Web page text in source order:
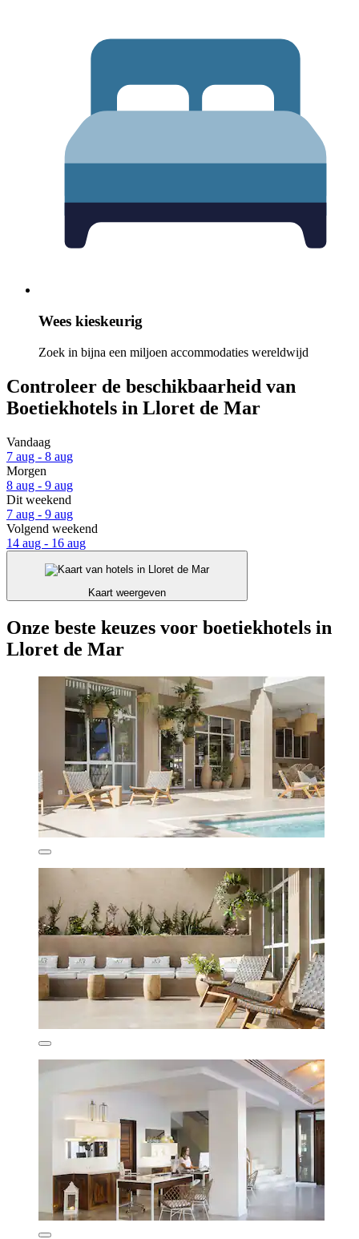
Wees kieskeurig
Zoek in bijna een miljoen accommodaties wereldwijd
Controleer de beschikbaarheid van
Boetiekhotels in Lloret de Mar
Vandaag
7 aug - 8 aug
Morgen
8 aug - 9 aug
Dit weekend
7 aug - 9 aug
Volgend weekend
14 aug - 16 aug
Kaart weergeven
Onze beste keuzes voor boetiekhotels in
Lloret de Mar